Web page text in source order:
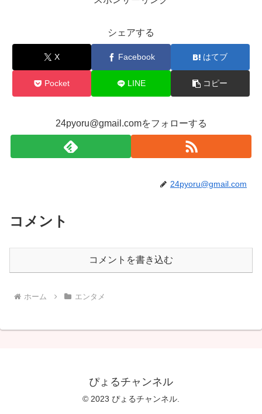
シェアする
X Facebook はてブ
Pocket LINE コピー
24pyoru@gmail.comをフォローする
24pyoru@gmail.com
コメント
コメントを書き込む
ホーム エンタメ
ぴょるチャンネル
© 2023 ぴょるチャンネル.